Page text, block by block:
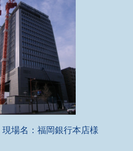
現場名：福岡銀行本店様